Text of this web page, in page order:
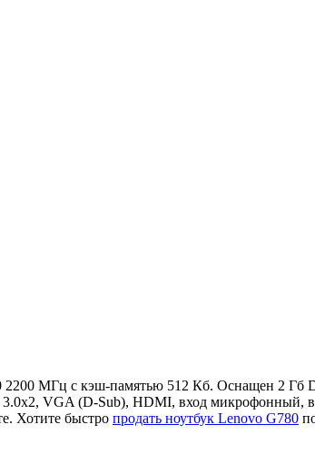
2200 МГц с кэш-памятью 512 Кб. Оснащен 2 Гб
VGA (D-Sub), HDMI, вход микрофонный,
Хотите быстро продать ноутбук Lenovo G780